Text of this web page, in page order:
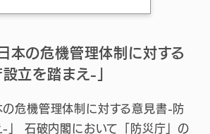
本の危機管理体制に対する
立を踏まえ-」
の危機管理体制に対する意見書-防
」 石破内閣において「防災庁」の